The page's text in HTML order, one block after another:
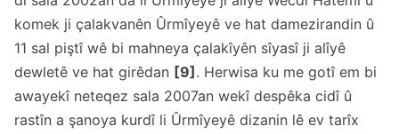
komek ji çalakvanên Ûrmîyeyê ve hat damezirandin û
11 sal piştî wê bi mahneya çalakîyên sîyasî ji alîyê
dewletê ve hat girêdan [9] . Herwisa ku me gotî em bi
awayekî neteqez sala 2007an wekî despêka cidî û
rastîn a şanoya kurdî li Ûrmîyeyê dizanin lê ev tarîx